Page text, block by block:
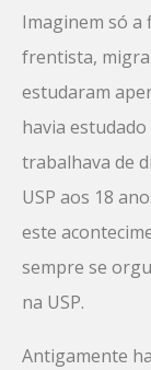
Imaginem só a
frentista,
estudaram
havia
trabalhava de
USP aos 18
este
sempre se
na USP.
Antigamente